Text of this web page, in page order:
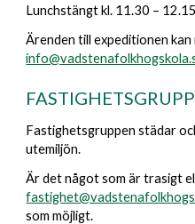
Lunchstängt kl. 11.30 –
Ärenden till expeditionen kan
FASTIGHETSGRUPP
Fastighetsgruppen städar
utemiljön.
Är det något som är trasigt
som möjligt.